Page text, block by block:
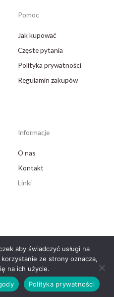
Pomoc
Jak kupować
Częste pytania
Polityka prywatności
Regulamin zakupów
Informacje
O nas
Kontakt
Linki
Medical Partner
Medical Partner
aby świadczyć usługi na
ze strony oznacza,
na ich użycie.
Polityka prywatności